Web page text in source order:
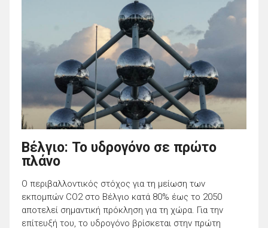
Βέλγιο: Το υδρογόνο σε πρώτο
πλάνο
Ο περιβαλλοντικός στόχος για τη μείωση των
εκπομπών CO2 στο Βέλγιο κατά 80% έως το 2050
αποτελεί σημαντική πρόκληση για τη χώρα. Για την
επίτευξή του, το υδρογόνο βρίσκεται στην πρώτη